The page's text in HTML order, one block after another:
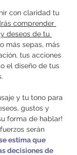
con claridad tu
comprender
deseos de tu
más sepas, más
tus acciones
el diseño de tus
y tu tono para
gustos y
forma de hablar!
serán
estima que
decisiones de